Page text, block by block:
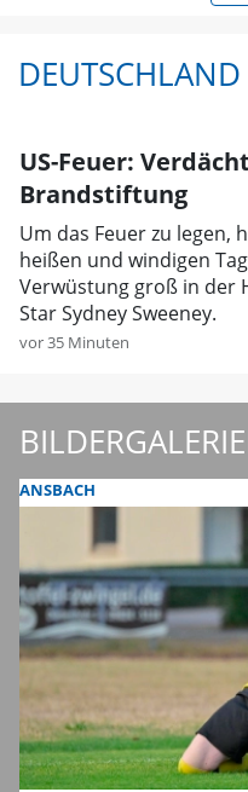
US-Feuer:
Brandstiftung
Um das Feuer zu legen,
heißen und windigen
Verwüstung groß in der
Star Sydney Sweeney.
vor 35 Minuten
ANSBACH